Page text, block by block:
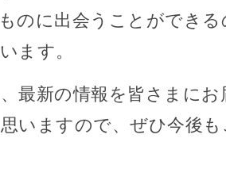
のに出会うことができ
ます。
最新の情報を皆さまに
いますので、ぜひ今後